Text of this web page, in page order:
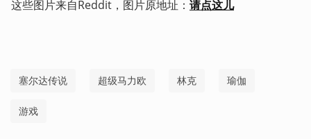
这些图片来自Reddit，图片原地址： 请点这儿
塞尔达传说 超级马力欧 林克 瑜伽
游戏